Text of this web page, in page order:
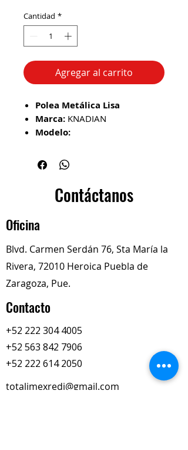
Cantidad *
Agregar al carrito
Polea Metálica Lisa
Marca: KNADIAN
Modelo:
Modelos Cascadia y
Business Class M2
Kenworth:
motores diésel
servicio pesado como el B7
No. de Parte: 90105
Descripción del Producto
sistema de correas de los motores
accesorios.
Contáctanos
Oficina
Blvd. Carmen Serdán 76, Sta María la
Rivera, 72010 Heroica Puebla de
Zaragoza, Pue.
Contacto
+52 222 304 4005
+52 563 842 7906
+52 222 614 2050
totalimexredi@gmail.com